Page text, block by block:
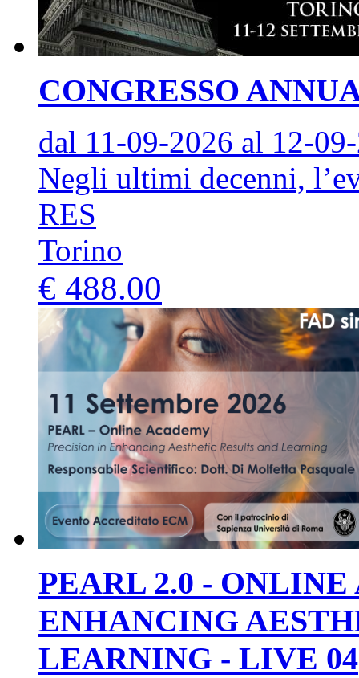
CONGRESSO
dal 11-09-2026 al 12-
Negli ultimi decenni,
RES
Torino
€ 488.00
PEARL 2.0 -
ENHANCING
LEARNING - LIVE 04